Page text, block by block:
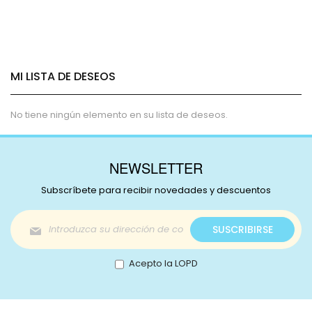
MI LISTA DE DESEOS
No tiene ningún elemento en su lista de deseos.
NEWSLETTER
Subscríbete para recibir novedades y descuentos
Inscríbase
a
nuestro
boletín
de
SUSCRIBIRSE
Acepto la LOPD